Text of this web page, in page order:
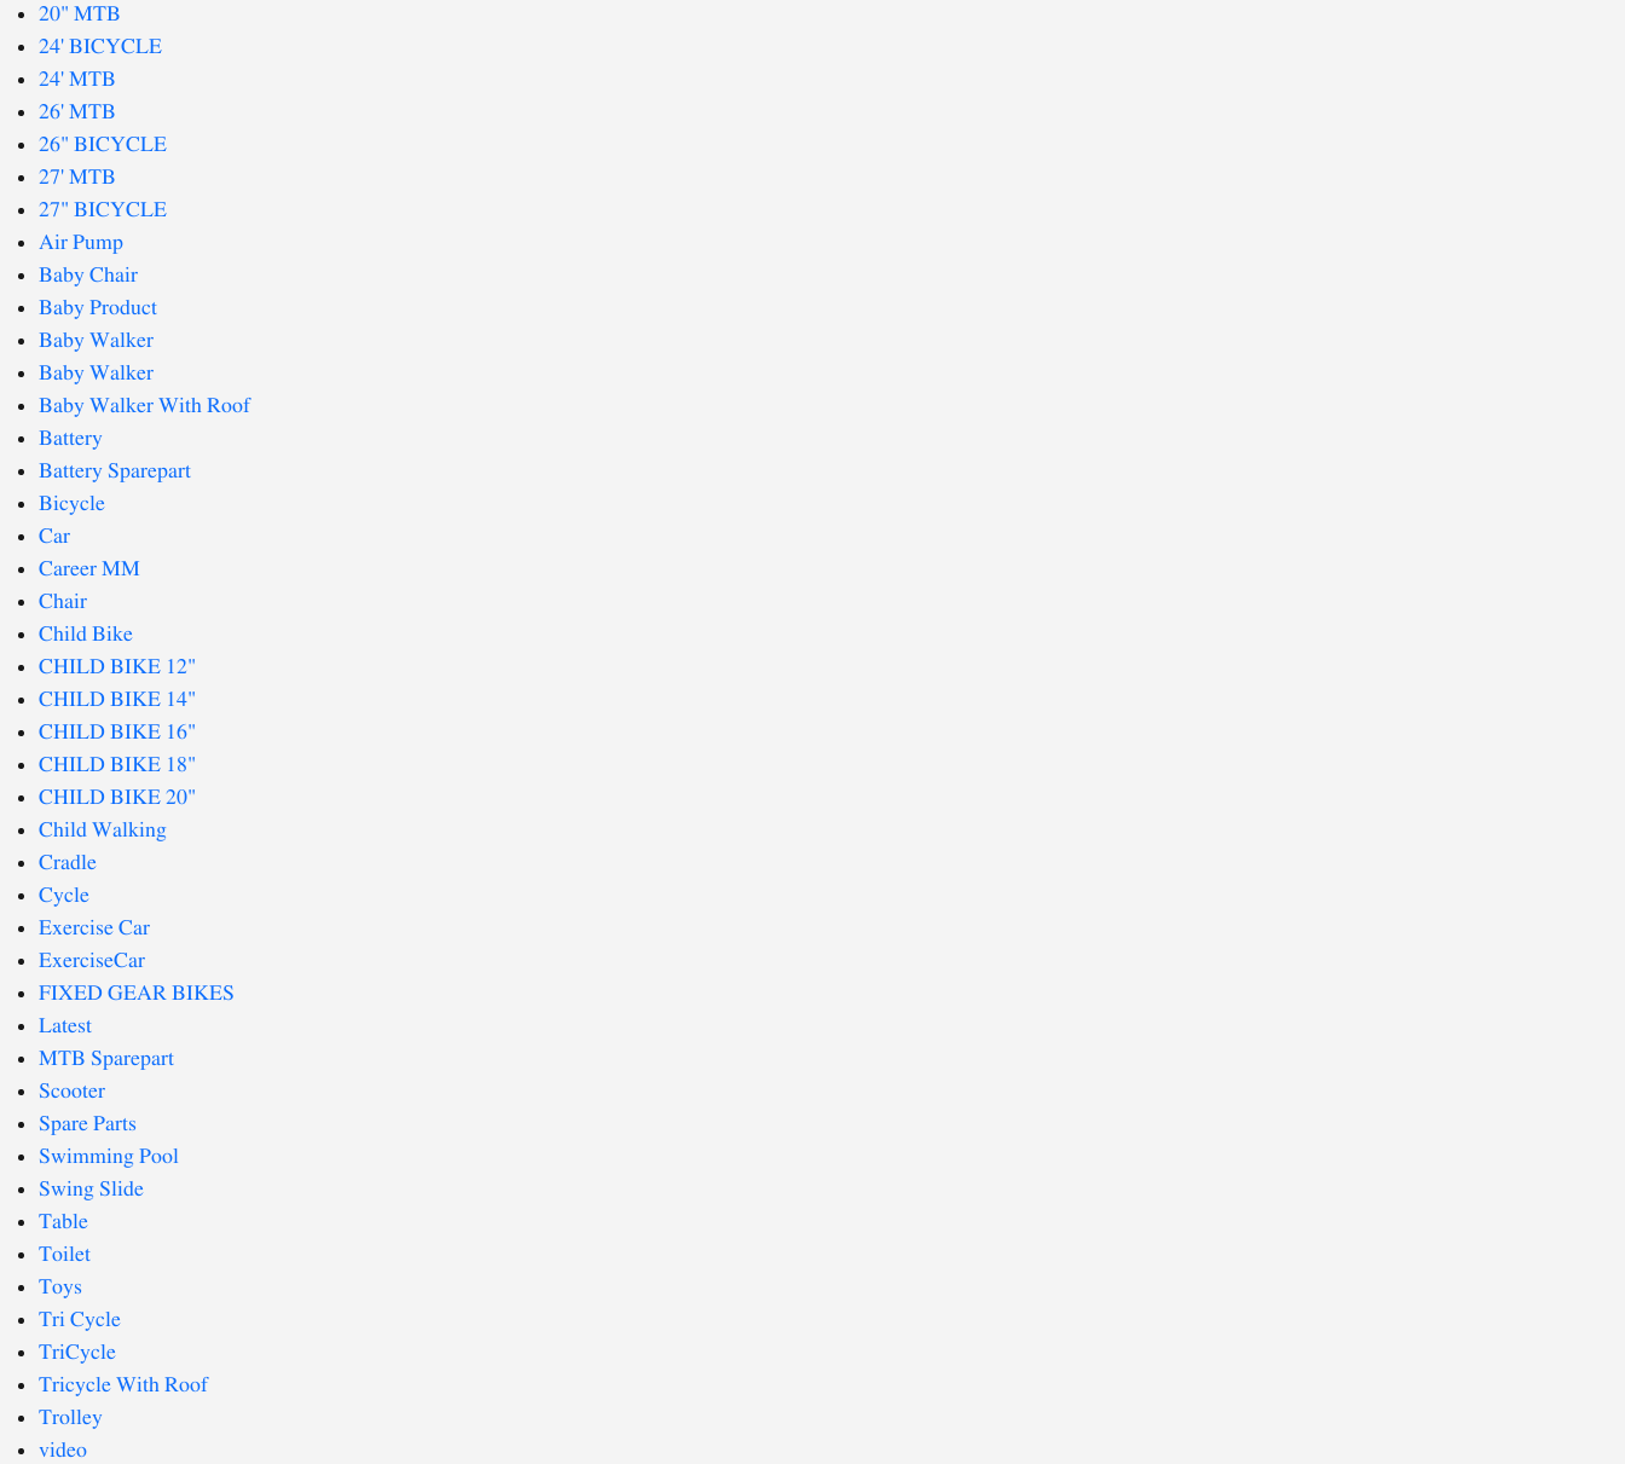
20" MTB
24' BICYCLE
24' MTB
26' MTB
26" BICYCLE
27' MTB
27" BICYCLE
Air Pump
Baby Chair
Baby Product
Baby Walker
Baby Walker
Baby Walker With Roof
Battery
Battery Sparepart
Bicycle
Car
Career MM
Chair
Child Bike
CHILD BIKE 12"
CHILD BIKE 14"
CHILD BIKE 16"
CHILD BIKE 18"
CHILD BIKE 20"
Child Walking
Cradle
Cycle
Exercise Car
ExerciseCar
FIXED GEAR BIKES
Latest
MTB Sparepart
Scooter
Spare Parts
Swimming Pool
Swing Slide
Table
Toilet
Toys
Tri Cycle
TriCycle
Tricycle With Roof
Trolley
video